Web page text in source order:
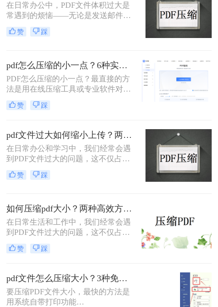
在日常办公中，PDF文件体积过大是
常遇到的烦恼——无论是发送邮件受
限于附件大小，还是上传系统提示文
件超限，都让人头疼。那么，怎么把
解操作步骤，您可根据文件数量、压
缩质量要求和隐私需求快速选择最合
适的方法。
赞 踩
pdf怎么压缩的小一点？6种实用方法详解（2026最新）
PDF怎么压缩的小一点？最直接的方
法是用在线压缩工具或专业软件对
PDF文件进行重新编码和优化，通过
降低图片分辨率、压缩内嵌字体、去
可读的前提下将文件体积缩小到原来
的10%~50%。
赞 踩
pdf文件过大如何缩小上传？两种缩小并上传的有效方法!
在日常办公和学习中，我们经常会遇
到PDF文件过大的问题，这不仅占用
了大量的存储空间，还影响了文件的
上传速度和分享效率。那么pdf文件过
松解决PDF文件过大的问题。
赞 踩
如何压缩pdf大小？两种高效方法详解！
在日常生活和工作中，我们经常会遇
到PDF文件过大的问题，这不仅占用
了大量的存储空间，还降低了文件的
传输效率。因此，掌握几种有效的
何压缩pdf大小呢？本文将介绍两种常
用的PDF压缩方法，以帮助您更好地
压缩PDF文件。
赞 踩
pdf文件怎么压缩大小？3种免费+1种专业方法全攻略（附决策表）！
要压缩PDF文件大小，最快的方法是
用系统自带打印功能